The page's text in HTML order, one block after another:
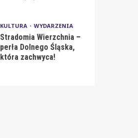
KULTURA WYDARZENIA
Stradomia Wierzchnia –
perła Dolnego Śląska,
która zachwyca!